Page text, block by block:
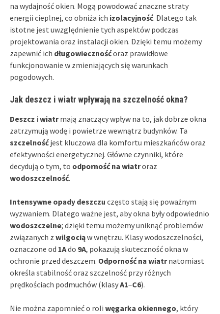
na wydajność okien. Mogą powodować znaczne straty
energii cieplnej, co obniża ich izolacyjność. Dlatego tak
istotne jest uwzględnienie tych aspektów podczas
projektowania oraz instalacji okien. Dzięki temu możemy
zapewnić ich długowiecznośćoraz prawidłowe
funkcjonowanie w zmieniających się warunkach
pogodowych.
Jak deszcz i wiatr wpływają na szczelność okna?
Deszcz i wiatrmają znaczący wpływ na to, jak dobrze okna
zatrzymują wodę i powietrze wewnątrz budynków. Ta
szczelnośćjest kluczowa dla komfortu mieszkańców oraz
efektywności energetycznej. Główne czynniki, które
decydują o tym, to odporność na wiatroraz
wodoszczelność.
Intensywne opady deszczu często stają się poważnym
wyzwaniem. Dlatego ważne jest, aby okna były odpowiednio
wodoszczelne; dzięki temu możemy uniknąć problemów
związanych z wilgociąw wnętrzu. Klasy wodoszczelności,
oznaczone od 1Ado 9A, pokazują skuteczność okna w
ochronie przed deszczem. Odporność na wiatrnatomiast
określa stabilność oraz szczelność przy różnych
prędkościach podmuchów (klasyA1–C6).
Nie można zapomnieć o roli węgarka okiennego, który